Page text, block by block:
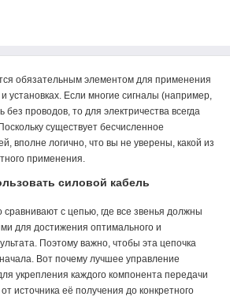
обязательным элементом для применения
и установках. Если многие сигналы (например,
проводов, то для электричества всегда
существует бесчисленное
вполне логично, что вы не уверены, какой из
применения.
силовой кабель
сравнивают с цепью, где все звенья должны
для достижения оптимального и
Поэтому важно, чтобы эта цепочка
Вот почему лучшее управление
укрепления каждого компонента передачи
источника её получения до конкретного